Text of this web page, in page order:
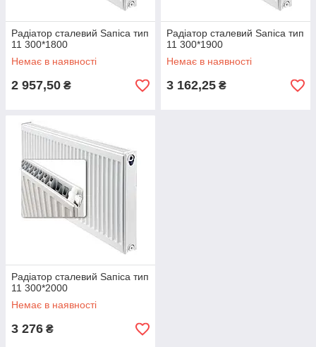
Радіатор сталевий Ѕапіса тип
11 300*1800
Немає в наявності
2 957,50 ₴
Радіатор сталевий Ѕапіса тип
11 300*1900
Немає в наявності
3 162,25 ₴
Радіатор сталевий Ѕапіса тип
11 300*2000
Немає в наявності
3 276 ₴